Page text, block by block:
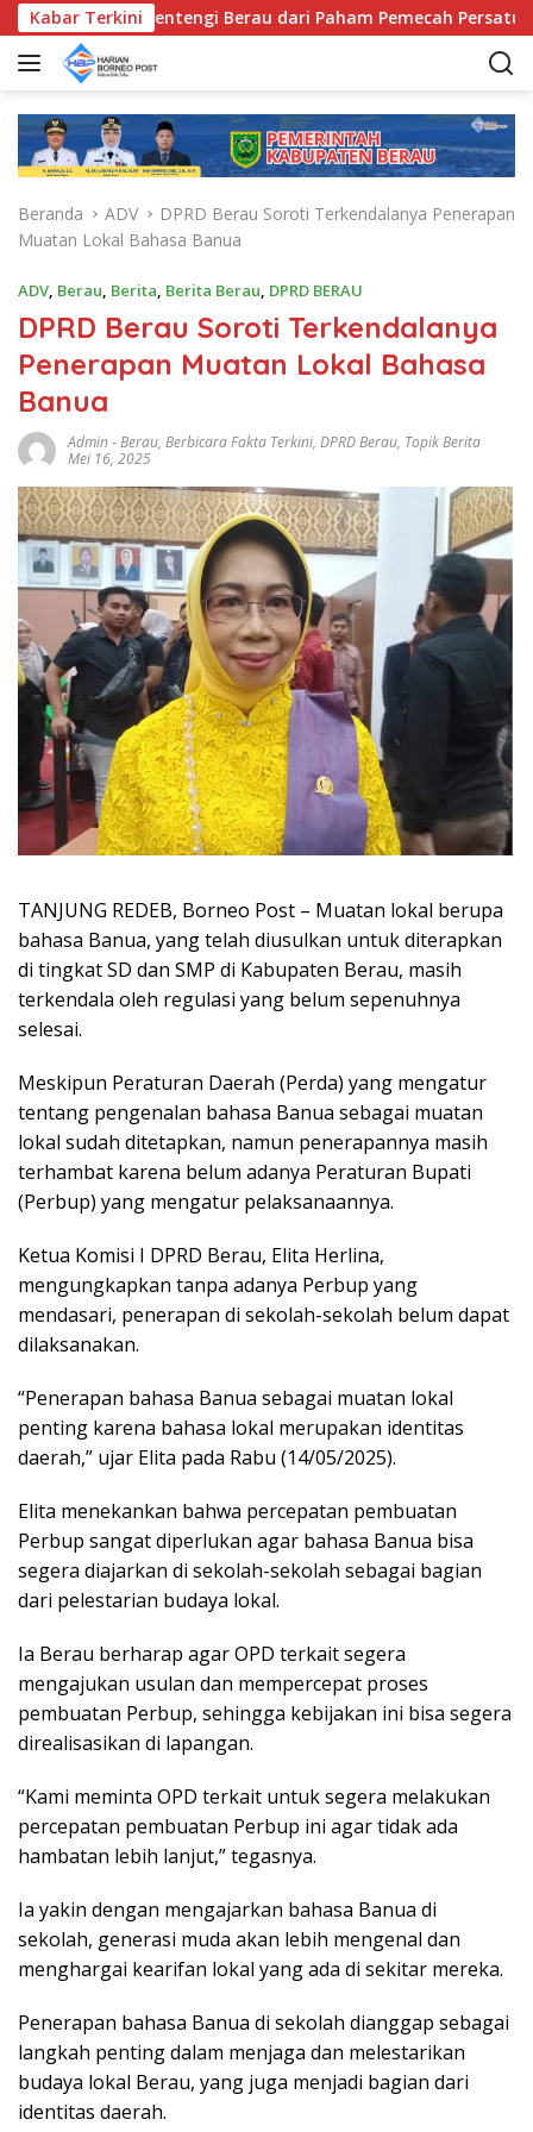
a
Kabar Terkini
Bentengi Berau dari Paham Pemecah Persatuan
Beranda ADV
DPRD Berau Soroti Terkendalanya Penerapan
Muatan Lokal Bahasa Banua
ADV, Berau, Berita, Berita Berau, DPRD BERAU
DPRD Berau Soroti Terkendalanya
Penerapan Muatan Lokal Bahasa
Banua
Admin-Berau, Berbicara Fakta Terkini, DPRD Berau, Topik Berita
Mei 16, 2025
TANJUNG REDEB, Borneo Post – Muatan lokal berupa
bahasa Banua, yang telah diusulkan untuk diterapkan
di tingkat SD dan SMP di Kabupaten Berau, masih
terkendala oleh regulasi yang belum sepenuhnya
selesai.
Meskipun Peraturan Daerah (Perda) yang mengatur
tentang pengenalan bahasa Banua sebagai muatan
lokal sudah ditetapkan, namun penerapannya masih
terhambat karena belum adanya Peraturan Bupati
(Perbup) yang mengatur pelaksanaannya.
Ketua Komisi I DPRD Berau, Elita Herlina,
mengungkapkan tanpa adanya Perbup yang
mendasari, penerapan di sekolah-sekolah belum dapat
dilaksanakan.
“Penerapan bahasa Banua sebagai muatan lokal
penting karena bahasa lokal merupakan identitas
daerah,” ujar Elita pada Rabu (14/05/2025).
Elita menekankan bahwa percepatan pembuatan
Perbup sangat diperlukan agar bahasa Banua bisa
segera diajarkan di sekolah-sekolah sebagai bagian
dari pelestarian budaya lokal.
Ia Berau berharap agar OPD terkait segera
mengajukan usulan dan mempercepat proses
pembuatan Perbup, sehingga kebijakan ini bisa segera
direalisasikan di lapangan.
“Kami meminta OPD terkait untuk segera melakukan
percepatan pembuatan Perbup ini agar tidak ada
hambatan lebih lanjut,” tegasnya.
Ia yakin dengan mengajarkan bahasa Banua di
sekolah, generasi muda akan lebih mengenal dan
menghargai kearifan lokal yang ada di sekitar mereka.
Penerapan bahasa Banua di sekolah dianggap sebagai
langkah penting dalam menjaga dan melestarikan
budaya lokal Berau, yang juga menjadi bagian dari
identitas daerah.